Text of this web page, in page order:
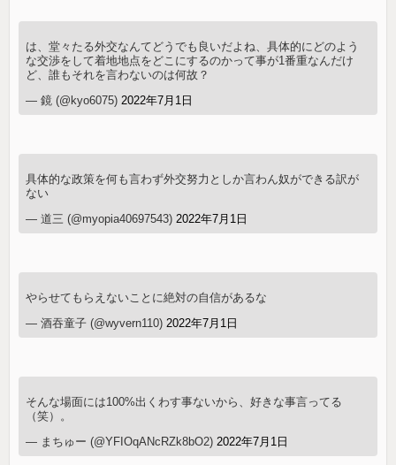
は、堂々たる外交なんてどうでも良いだよね、具体的にどのよう
な交渉をして着地地点をどこにするのかって事が1番重なんだけ
ど、誰もそれを言わないのは何故？
— 鏡 (@kyo6075) 2022年7月1日
具体的な政策を何も言わず外交努力としか言わん奴ができる訳が
ない
— 道三 (@myopia40697543) 2022年7月1日
やらせてもらえないことに絶対の自信があるな
— 酒吞童子 (@wyvern110) 2022年7月1日
そんな場面には100%出くわす事ないから、好きな事言ってる
（笑）。
— まちゅー (@YFIOqANcRZk8bO2) 2022年7月1日